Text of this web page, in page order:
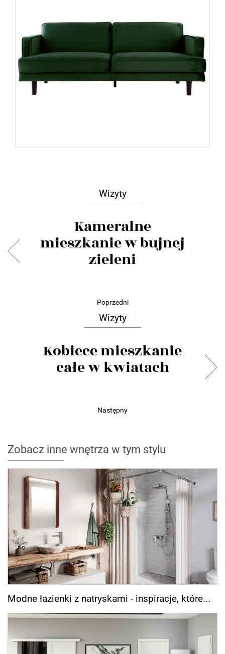
Wizyty
Kameralne
mieszkanie w bujnej
zieleni
Poprzedni
Wizyty
Kobiece mieszkanie
całe w kwiatach
Następny
Zobacz inne wnętrza w tym stylu
Modne łazienki z natryskami - inspiracje, które...